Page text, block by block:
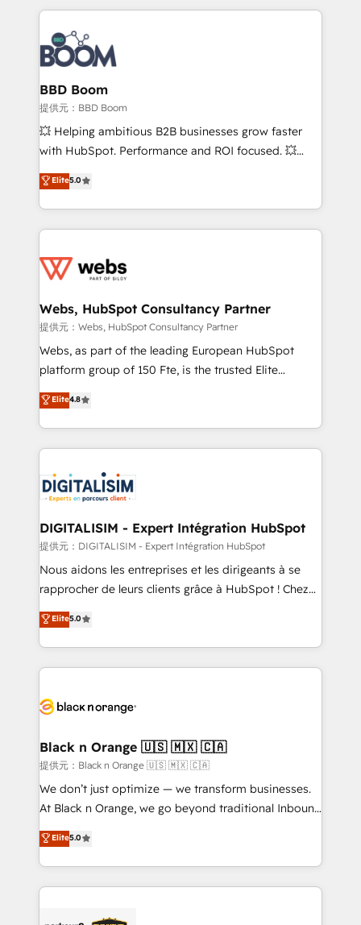
100+ intégrations CRM HubSpot réussies - 40
experts conseil - 150 certifications HubSpot
cumulées
builds scalable strategies that drive long-term
revenue. ⚙️ HubSpot Integration & Optimization •
Seamless CRM, CMS, and automation setup •
Complex platform migrations and data cleanups •
Custom APIs and third-party integrations 📈 End-to-
End Revenue Acceleration • Lifecycle marketing and
pipeline growth programs • Sales enablement tools
and CRM optimization • Retention strategies with
Execution • 750+ onboardings and 2,000+
implementations • Deep expertise across marketing,
BBD Boom
提供元：BBD Boom
💥 Helping ambitious B2B businesses grow faster
with HubSpot. Performance and ROI focused. 💥
BBD Boom is the HubSpot partner that can help you
to HubSpot Better. We work with your teams to
solve all your HubSpot challenges and improve user
adoption, sales process and marketing results.
the first time 🔧 Designing and optimising your
and build using HubSpot 🔌 Integrating HubSpot
with other systems 🎓 Training your teams to be
HubSpot pros 📊 Lead generation services using
HubSpot Why us? - SIX HubSpot Accreditations -
CRM, Solutions Architecture, Onboarding , Data
Migration, Custom Integration & Platform
team of 25+ experts Contact us today to help you
get more from your investment in HubSpot.
Elite5.0
Webs, HubSpot Consultancy Partner
提供元：Webs, HubSpot Consultancy Partner
Webs, as part of the leading European HubSpot
platform group of 150 Fte, is the trusted Elite
HubSpot CRM Partner offering you a roadmap on
maximizing EBITDA and achieving Commercial
Excellence. With our targeted processes, we
strengthen your digital transformation and minimize
Implementation partner, we provide expertise to
drive your business forward. Since 2015 we are fully
dedicated to HubSpot and with an experienced
team (50+), we work with reputable companies in
B2B sectors such as manufacturing, SaaS and
business services. We prepare a customized
impact of your digital transformation, including a
detailed financial rationale with a focus on ROI and
embark on a transformational journey that sets your
business up for long-term success. Unlock your
business. If not now, when?
Elite4.8
DIGITALISIM - Expert Intégration HubSpot
提供元：DIGITALISIM - Expert Intégration HubSpot
Nous aidons les entreprises et les dirigeants à se
rapprocher de leurs clients grâce à HubSpot ! Chez
DIGITALISIM, nous avons l'intime conviction que la
réussite des entreprises passe par l’innovation web,
le marketing digital, et la relation client ! C'est
pourquoi, nos experts sont à la fois capables de
référencement, votre stratégie digitale et le pilotage
projet HubSpot avec DIGITALISIM : 🧽 Nettoyage,
migration et intégration des bases de données. 🚀
Développement des interfaces avec vos logiciels
métiers ⚙️ Configuration de la plateforme HubSpot
Book Process & Guidelines utilisateurs 🎓
Formations des utilisateurs
Elite5.0
Black n Orange 🇺🇸 🇲🇽 🇨🇦
提供元：Black n Orange 🇺🇸 🇲🇽 🇨🇦
We don’t just optimize — we transform businesses.
At Black n Orange, we go beyond traditional Inbound
Marketing with our exclusive methodologies:
BOOMS and BOOST. Together, they form a powerful
combination that has driven success for over 800
businesses worldwide. As Elite HubSpot Partners, we
Elite5.0